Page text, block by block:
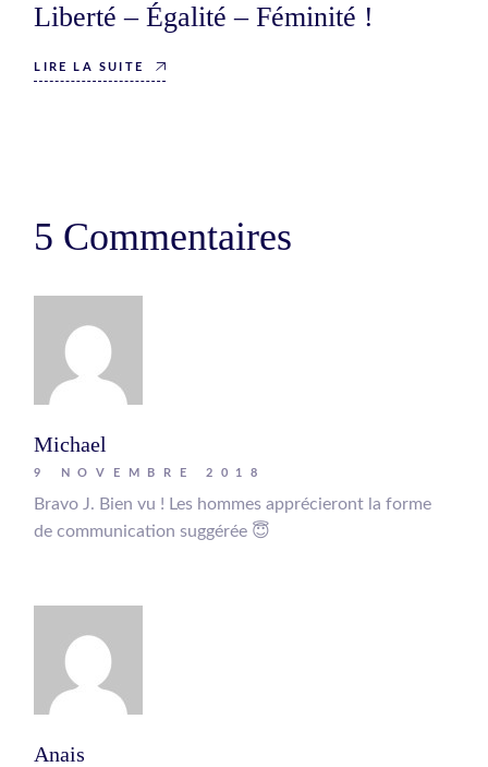
Liberté – Égalité – Féminité !
LIRE LA SUITE
5 Commentaires
Michael
9 NOVEMBRE 2018
Bravo J. Bien vu ! Les hommes apprécieront la forme
de communication suggérée 😇
Anais